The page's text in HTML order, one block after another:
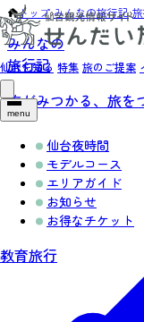
仙台を知る 特集 旅のご提案
menu
仙台夜時間
モデルコース
エリアガイド
お知らせ
お得なチケット
教育旅行
トップ›みんなの旅行記›
みんなの
旅行記
旅がみつかる、旅を